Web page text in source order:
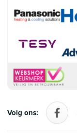
Volg ons: Volg